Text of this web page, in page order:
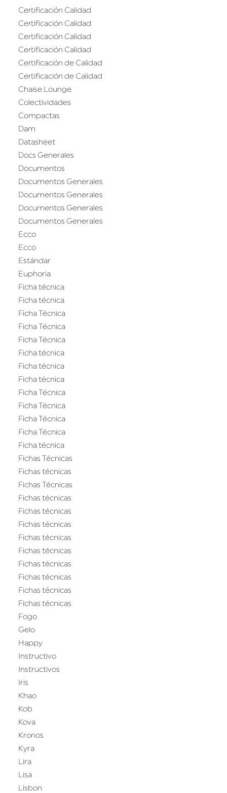
Certificación Calidad
Certificación Calidad
Certificación Calidad
Certificación Calidad
Certificación de Calidad
Certificación de Calidad
Chaise Lounge
Colectividades
Compactas
Dam
Datasheet
Docs Generales
Documentos
Documentos Generales
Documentos Generales
Documentos Generales
Documentos Generales
Ecco
Ecco
Estándar
Euphoria
Ficha técnica
Ficha técnica
Ficha Técnica
Ficha Técnica
Ficha Técnica
Ficha técnica
Ficha técnica
Ficha técnica
Ficha Técnica
Ficha Técnica
Ficha Técnica
Ficha Técnica
Ficha técnica
Fichas Técnicas
Fichas técnicas
Fichas Técnicas
Fichas técnicas
Fichas técnicas
Fichas técnicas
Fichas técnicas
Fichas técnicas
Fichas técnicas
Fichas técnicas
Fichas técnicas
Fichas técnicas
Fogo
Gelo
Happy
Instructivo
Instructivos
Iris
Khao
Kob
Kova
Kronos
Kyra
Lira
Lisa
Lisbon